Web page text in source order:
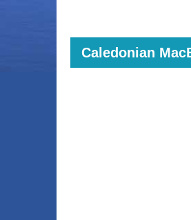
Caledonian